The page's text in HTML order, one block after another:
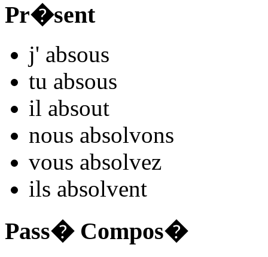
Pr�sent
j' absous
tu absous
il absout
nous absolvons
vous absolvez
ils absolvent
Pass� Compos�